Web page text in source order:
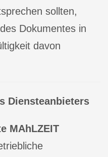
sollten,
Dokumentes in
davon
Diensteanbieters
MAhLZEIT